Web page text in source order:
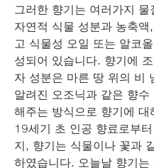
그러한 향기는 여러가지
자연적 식물 성분과 농축
고 식물성 오일 또는 알코
성되어 있습니다. 향기에
자 성분은 마른 땅 위의 비
알려진 오조닉과 같은 향
해주는 방식으로 향기에
19세기 초 인공 향료로부
지, 향기는 식물이나 꽃과
하였습니다. 오늘날 향기